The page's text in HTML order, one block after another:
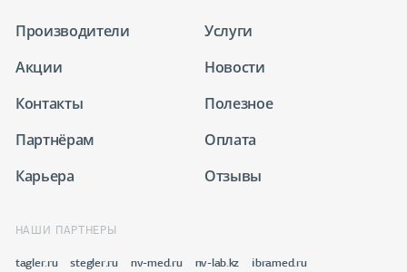
Производители
Услуги
Акции
Новости
Контакты
Полезное
Партнёрам
Оплата
Карьера
Отзывы
НАШИ ПАРТНЕРЫ
tagler.ru stegler.ru nv-med.ru nv-lab.kz ibramed.ru